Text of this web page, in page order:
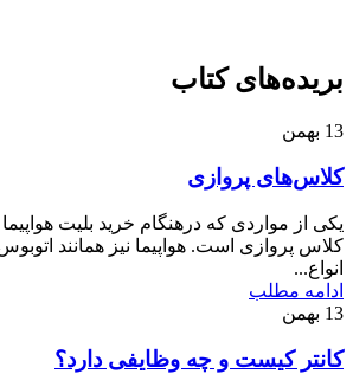
بریده‌های کتاب
13 بهمن
کلاس‌های پروازی
یکی از مواردی که درهنگام خرید بلیت
کلاس پروازی است. هواپیما نیز همانند
انواع...
ادامه مطلب
13 بهمن
کانتر کیست و چه وظایفی دارد؟